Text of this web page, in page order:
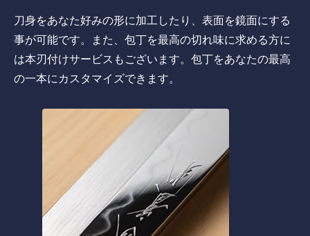
刀身をあなた好みの形に加工したり、表面を鏡面にする
事が可能です。また、包丁を最高の切れ味に求める方に
は本刃付けサービスもございます。包丁をあなたの最高
の一本にカスタマイズできます。